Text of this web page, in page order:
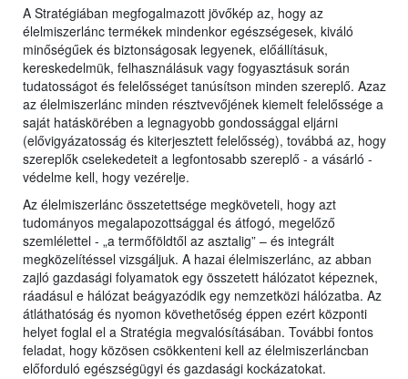
A Stratégiában megfogalmazott jövőkép az, hogy az
élelmiszerlánc termékek mindenkor egészségesek, kiváló
minőségűek és biztonságosak legyenek, előállításuk,
kereskedelmük, felhasználásuk vagy fogyasztásuk során
tudatosságot és felelősséget tanúsítson minden szereplő. Azaz
az élelmiszerlánc minden résztvevőjének kiemelt felelőssége a
saját hatáskörében a legnagyobb gondossággal eljárni
(elővigyázatosság és kiterjesztett felelősség), továbbá az, hogy
szereplők cselekedeteit a legfontosabb szereplő - a vásárló -
védelme kell, hogy vezérelje.
Az élelmiszerlánc összetettsége megköveteli, hogy azt
tudományos megalapozottsággal és átfogó, megelőző
szemlélettel - „a termőföldtől az asztalig” – és integrált
megközelítéssel vizsgáljuk. A hazai élelmiszerlánc, az abban
zajló gazdasági folyamatok egy összetett hálózatot képeznek,
ráadásul e hálózat beágyazódik egy nemzetközi hálózatba. Az
átláthatóság és nyomon követhetőség éppen ezért központi
helyet foglal el a Stratégia megvalósításában. További fontos
feladat, hogy közösen csökkenteni kell az élelmiszerláncban
előforduló egészségügyi és gazdasági kockázatokat.